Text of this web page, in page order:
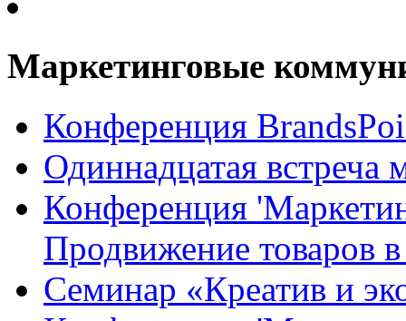
Маркетинговые
Конференция
Одиннадцатая
Конференция
Продвижение товаров
Семинар «Креатив и